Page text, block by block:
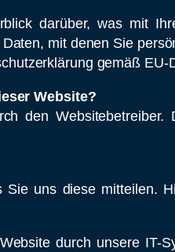
darüber, was mit
mit denen Sie
gemäß
Website?
den
uns diese mitteilen.
durch unsere IT-